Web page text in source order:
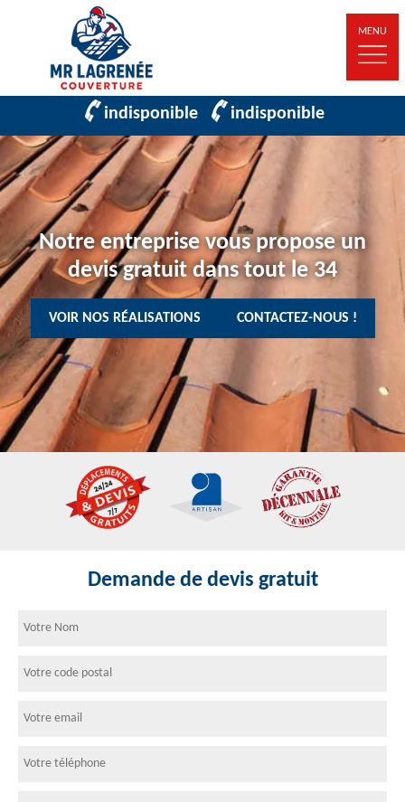
MENU
indisponible indisponible
Notre entreprise vous propose un
devis gratuit dans tout le 34
VOIR NOS RÉALISATIONS CONTACTEZ-NOUS !
Demande de devis gratuit